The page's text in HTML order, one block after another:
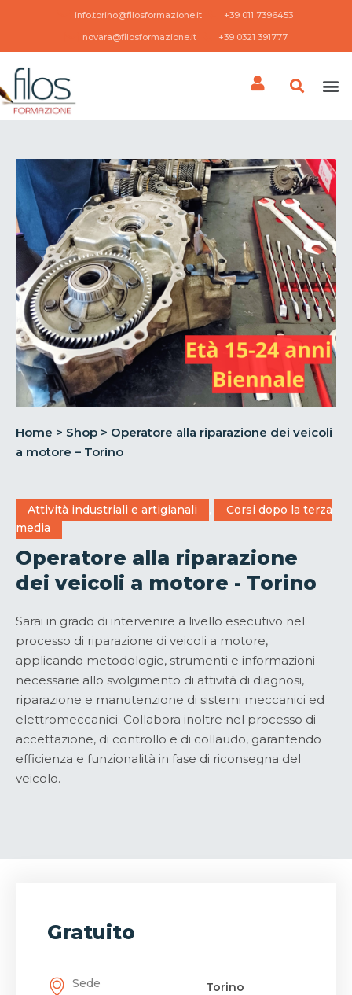
info.torino@filosformazione.it
+39 011 7396453 ​
novara@filosformazione.it
+39 0321 391777
Home > Shop > Operatore alla riparazione dei veicoli
a motore – Torino
Attività industriali e artigianali ,
Corsi dopo la terza
media
Operatore alla riparazione
dei veicoli a motore - Torino
Sarai in grado di intervenire a livello esecutivo nel
processo di riparazione di veicoli a motore,
applicando metodologie, strumenti e informazioni
necessarie allo svolgimento di attività di diagnosi,
riparazione e manutenzione di sistemi meccanici ed
elettromeccanici. Collabora inoltre nel processo di
accettazione, di controllo e di collaudo, garantendo
efficienza e funzionalità in fase di riconsegna del
veicolo.
Gratuito
Sede Torino